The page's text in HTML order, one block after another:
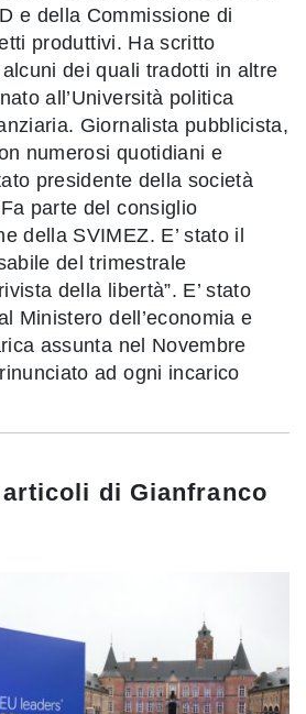
e della Commissione di
produttivi. Ha scritto
dei quali tradotti in altre
all’Università politica
Giornalista pubblicista,
numerosi quotidiani e
presidente della società
parte del consiglio
della SVIMEZ. E’ stato il
del trimestrale
della libertà”. E’ stato
Ministero dell’economia e
assunta nel Novembre
ad ogni incarico
di Gianfranco